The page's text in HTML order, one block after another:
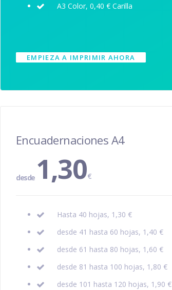
A3 Color, 0,40 € Carilla
EMPIEZA A IMPRIMIR AHORA
Encuadernaciones A4
desde 1,30€
Hasta 40 hojas, 1,30 €
desde 41 hasta 60 hojas, 1,40 €
desde 61 hasta 80 hojas, 1,60 €
desde 81 hasta 100 hojas, 1,80 €
desde 101 hasta 120 hojas, 1,90 €